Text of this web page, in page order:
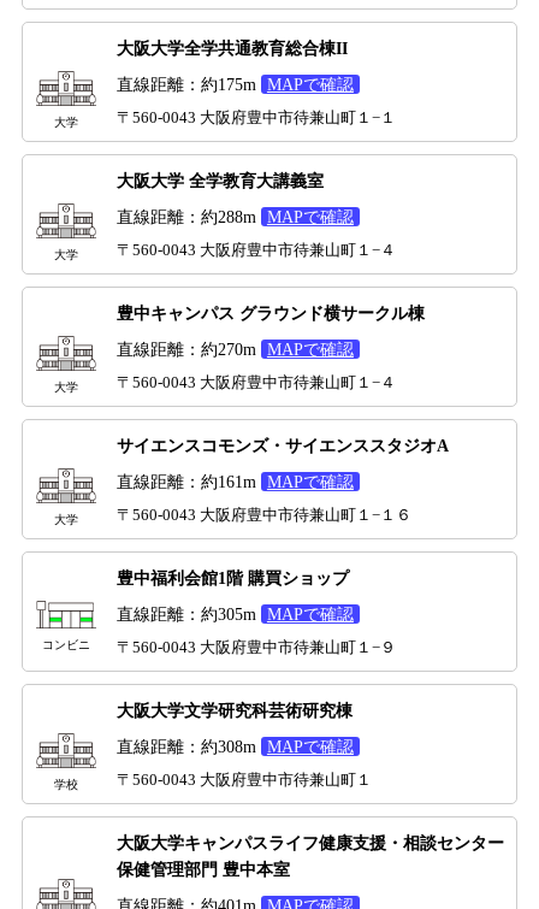
大学
大阪大学全学共通教育総合棟II
直線距離：約175m MAPで確認
〒560-0043 大阪府豊中市待兼山町１−１
大学
大阪大学 全学教育大講義室
直線距離：約288m MAPで確認
〒560-0043 大阪府豊中市待兼山町１−４
大学
豊中キャンパス グラウンド横サークル棟
直線距離：約270m MAPで確認
〒560-0043 大阪府豊中市待兼山町１−４
大学
サイエンスコモンズ・サイエンススタジオA
直線距離：約161m MAPで確認
〒560-0043 大阪府豊中市待兼山町１−１６
コンビニ
豊中福利会館1階 購買ショップ
直線距離：約305m MAPで確認
〒560-0043 大阪府豊中市待兼山町１−９
学校
大阪大学文学研究科芸術研究棟
直線距離：約308m MAPで確認
〒560-0043 大阪府豊中市待兼山町１
大阪大学キャンパスライフ健康支援・相談センター
保健管理部門 豊中本室